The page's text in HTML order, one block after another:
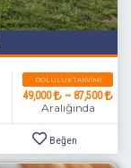
DOLULUK TAKVIMI
49,000 ~ 87,500
Aralığında